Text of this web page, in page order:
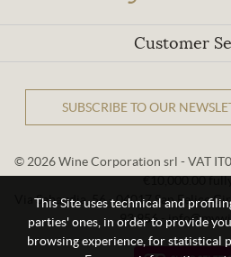
Customer
This Site uses technical and
parties' ones, in order to provide
browsing experience, for statistical
SUBSCRIBE TO OUR
© 2026 Wine Corporation srl - VAT
€10,000.00
Via Sabaudia, 56 - 04017 San Felice
93 956 -